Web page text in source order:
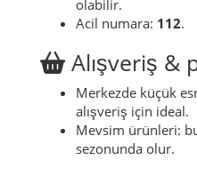
Sağlık &
üstlük.
Kışın: kaymaz
olabilir.
Acil numara: 112.
Alışveriş &